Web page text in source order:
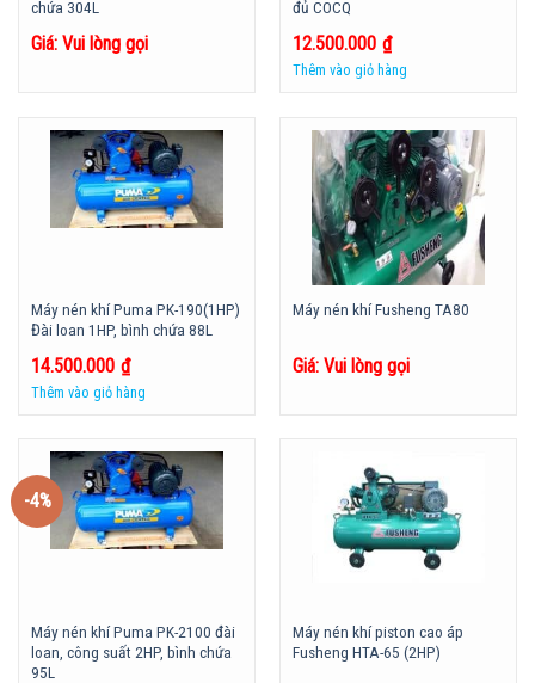
chứa 304L
Giá: Vui lòng gọi
đủ COCQ
12.500.000 ₫
Thêm vào giỏ hàng
Máy nén khí Puma PK-190(1HP)
Đài loan 1HP, bình chứa 88L
14.500.000 ₫
Thêm vào giỏ hàng
Máy nén khí Fusheng TA80
Giá: Vui lòng gọi
-4%
Máy nén khí Puma PK-2100 đài
loan, công suất 2HP, bình chứa
95L
Máy nén khí piston cao áp
Fusheng HTA-65 (2HP)